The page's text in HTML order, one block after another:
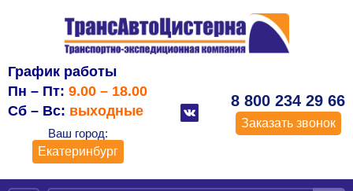
График работы
Пн – Пт: 9.00 – 18.00
Сб – Вс: выходные
Ваш город:
Екатеринбург
8 800 234 29 66
Заказать звонок